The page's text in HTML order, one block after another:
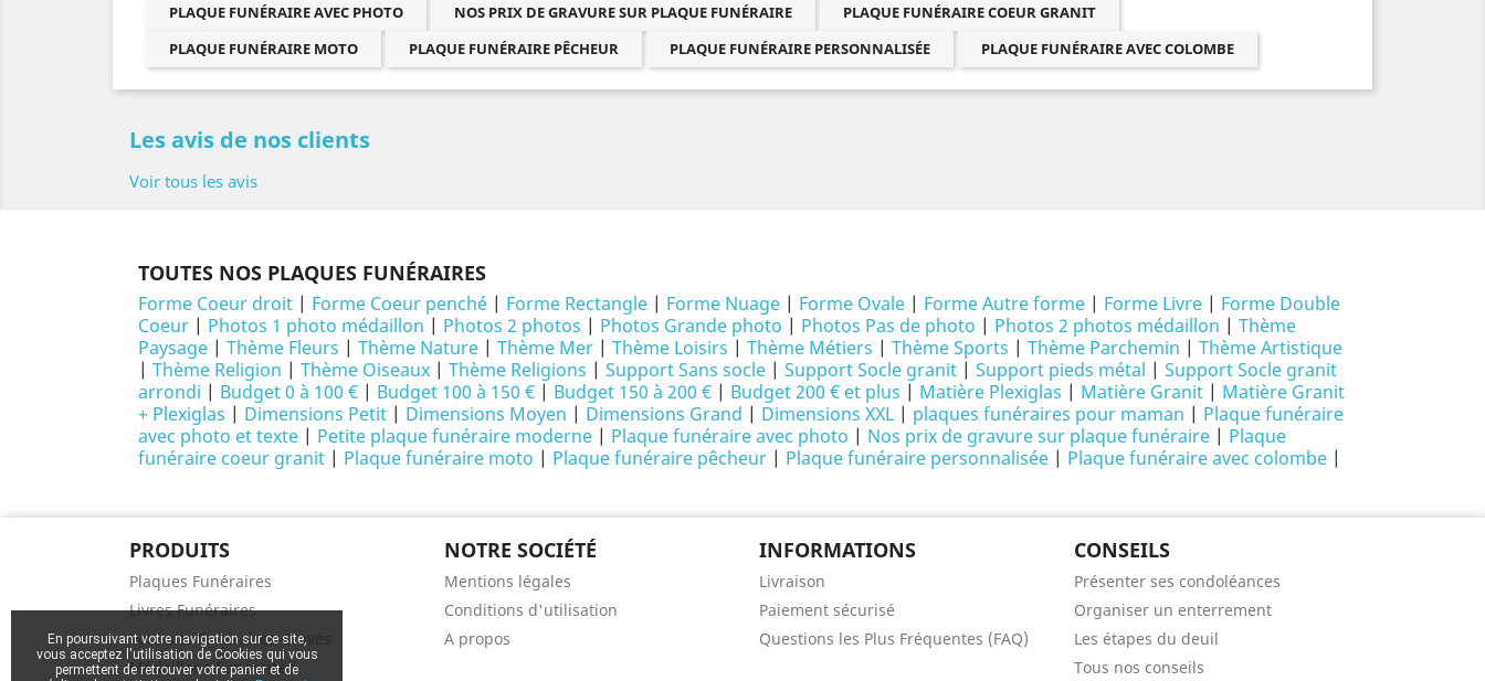
PLAQUE FUNÉRAIRE AVEC PHOTO
NOS PRIX DE GRAVURE SUR PLAQUE FUNÉRAIRE
PLAQUE FUNÉRAIRE COEUR GRANIT
PLAQUE FUNÉRAIRE MOTO
PLAQUE FUNÉRAIRE PÊCHEUR PLAQUE FUNÉRAIRE PERSONNALISÉE PLAQUE FUNÉRAIRE AVEC COLOMBE
Les avis de nos clients
Voir tous les avis
TOUTES NOS PLAQUES FUNÉRAIRES
Forme Coeur droit | Forme Coeur penché | Forme Rectangle | Forme Nuage | Forme Ovale | Forme Autre forme | Forme Livre | Forme Double
Coeur | Photos 1 photo médaillon | Photos 2 photos | Photos Grande photo | Photos Pas de photo | Photos 2 photos médaillon | Thème
Paysage | Thème Fleurs | Thème Nature | Thème Mer | Thème Loisirs | Thème Métiers | Thème Sports | Thème Parchemin | Thème Artistique
| Thème Religion | Thème Oiseaux | Thème Religions | Support Sans socle | Support Socle granit | Support pieds métal | Support Socle granit
arrondi | Budget 0 à 100 € | Budget 100 à 150 € | Budget 150 à 200 € | Budget 200 € et plus | Matière Plexiglas | Matière Granit | Matière Granit
+ Plexiglas | Dimensions Petit | Dimensions Moyen | Dimensions Grand | Dimensions XXL | plaques funéraires pour maman | Plaque funéraire
avec photo et texte | Petite plaque funéraire moderne | Plaque funéraire avec photo | Nos prix de gravure sur plaque funéraire | Plaque
funéraire coeur granit | Plaque funéraire moto | Plaque funéraire pêcheur | Plaque funéraire personnalisée | Plaque funéraire avec colombe |
PRODUITS
Plaques Funéraires
Livres Funéraires
Portraits Funéraires Gravés
Médaillons Funéraires
NOTRE SOCIÉTÉ
Mentions légales
Conditions d'utilisation
A propos
INFORMATIONS
Livraison
Paiement sécurisé
Questions les Plus Fréquentes (FAQ)
CONSEILS
Présenter ses condoléances
Organiser un enterrement
Les étapes du deuil
Tous nos conseils
En poursuivant votre navigation sur ce site,
vous acceptez l'utilisation de Cookies qui vous
permettent de retrouver votre panier et de